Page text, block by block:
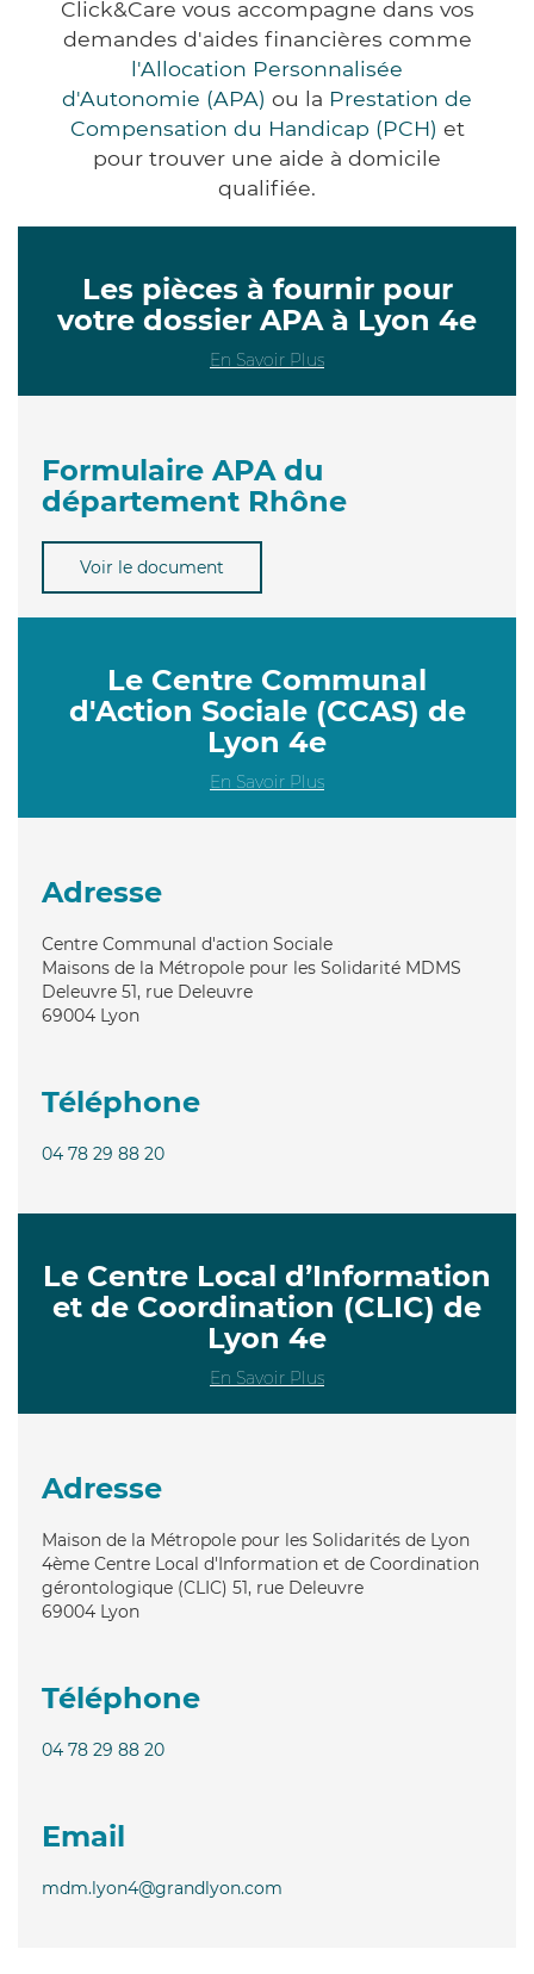
Click&Care vous accompagne dans vos
demandes d'aides financières comme
l'Allocation Personnalisée
d'Autonomie (APA) ou la Prestation de
Compensation du Handicap (PCH) et
pour trouver une aide à domicile
qualifiée.
Les pièces à fournir pour
votre dossier APA à Lyon 4e
En Savoir Plus
Formulaire APA du
département Rhône
Voir le document
Le Centre Communal
d'Action Sociale (CCAS) de
Lyon 4e
En Savoir Plus
Adresse
Centre Communal d'action Sociale
Maisons de la Métropole pour les Solidarité MDMS
Deleuvre 51, rue Deleuvre
69004 Lyon
Téléphone
04 78 29 88 20
Le Centre Local d’Information
et de Coordination (CLIC) de
Lyon 4e
En Savoir Plus
Adresse
Maison de la Métropole pour les Solidarités de Lyon
4ème Centre Local d'Information et de Coordination
gérontologique (CLIC) 51, rue Deleuvre
69004 Lyon
Téléphone
04 78 29 88 20
Email
mdm.lyon4@grandlyon.com